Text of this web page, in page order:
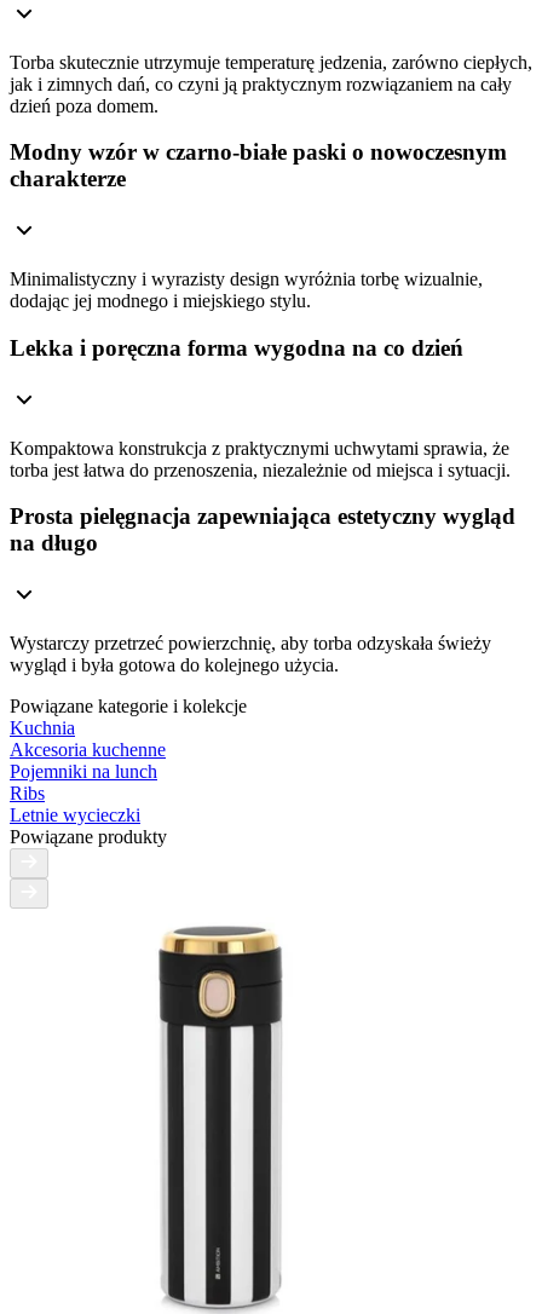
Torba skutecznie utrzymuje temperaturę jedzenia, zarówno ciepłych,
jak i zimnych dań, co czyni ją praktycznym rozwiązaniem na cały
dzień poza domem.
Modny wzór w czarno-białe paski o nowoczesnym
charakterze
Minimalistyczny i wyrazisty design wyróżnia torbę wizualnie,
dodając jej modnego i miejskiego stylu.
Lekka i poręczna forma wygodna na co dzień
Kompaktowa konstrukcja z praktycznymi uchwytami sprawia, że
torba jest łatwa do przenoszenia, niezależnie od miejsca i sytuacji.
Prosta pielęgnacja zapewniająca estetyczny wygląd
na długo
Wystarczy przetrzeć powierzchnię, aby torba odzyskała świeży
wygląd i była gotowa do kolejnego użycia.
Powiązane kategorie i kolekcje
Kuchnia
Akcesoria kuchenne
Pojemniki na lunch
Ribs
Letnie wycieczki
Powiązane produkty